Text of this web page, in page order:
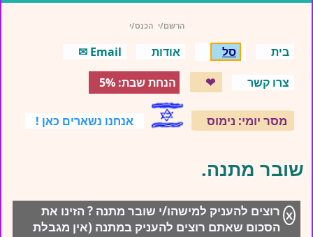
הרשם/י הכנס/י
בית סל אודות
Email ✉
צרו קשר
❤ הנחת שבת: 5%
מסר יומי: נימוס אנחנו נשארים כאן !
שובר מתנה.
X רוצים להעניק למישהו/י שובר מתנה ? הזינו את
הסכום שאתם רוצים להעניק במתנה (אין מגבלת